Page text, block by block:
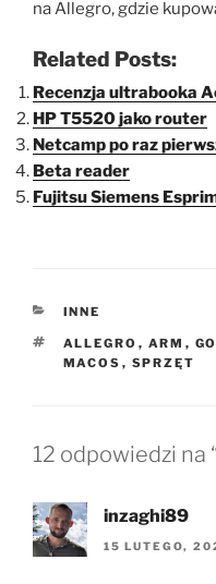
na Allegro, gdzie
Related Posts:
Recenzja ultrabooka
HP T5520 jako router
Netcamp po raz
Beta reader
Fujitsu Siemens
KATEGORIE
INNE
TAGI
ALLEGRO , ARM ,
MACOS , SPRZĘT
12 odpowiedzi na
inzaghi89
15 LUTEGO,